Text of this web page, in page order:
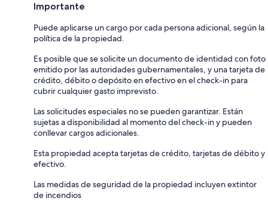
Importante
Puede aplicarse un cargo por cada persona adicional, según la
política de la propiedad.
Es posible que se solicite un documento de identidad con foto
emitido por las autoridades gubernamentales, y una tarjeta de
crédito, débito o depósito en efectivo en el check-in para
cubrir cualquier gasto imprevisto.
Las solicitudes especiales no se pueden garantizar. Están
sujetas a disponibilidad al momento del check-in y pueden
conllevar cargos adicionales.
Esta propiedad acepta tarjetas de crédito, tarjetas de débito y
efectivo.
Las medidas de seguridad de la propiedad incluyen extintor
de incendios